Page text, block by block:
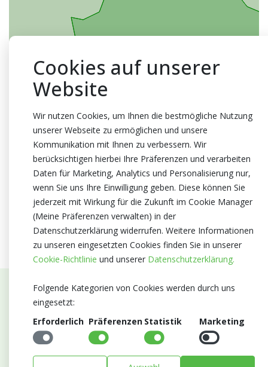
Abonnieren Sie unseren Newsletter
Bleiben Sie auf dem Laufenden mit Neuigkeiten und
Entwicklungen von Blumengroßhandel Heyl
Cookies auf unserer
Website
Wir nutzen Cookies, um Ihnen die bestmögliche Nutzung
unserer Webseite zu ermöglichen und unsere
Kommunikation mit Ihnen zu verbessern. Wir
berücksichtigen hierbei Ihre Präferenzen und verarbeiten
Daten für Marketing, Analytics und Personalisierung nur,
wenn Sie uns Ihre Einwilligung geben. Diese können Sie
jederzeit mit Wirkung für die Zukunft im Cookie Manager
(Meine Präferenzen verwalten) in der
Datenschutzerklärung widerrufen. Weitere Informationen
zu unseren eingesetzten Cookies finden Sie in unserer
Cookie-Richtlinie und unserer Datenschutzerklärung.
Folgende Kategorien von Cookies werden durch uns
eingesetzt:
Erforderlich Präferenzen Statistik Marketing